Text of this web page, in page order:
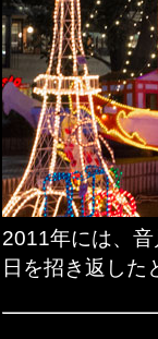
2011年には、
日を招き返した